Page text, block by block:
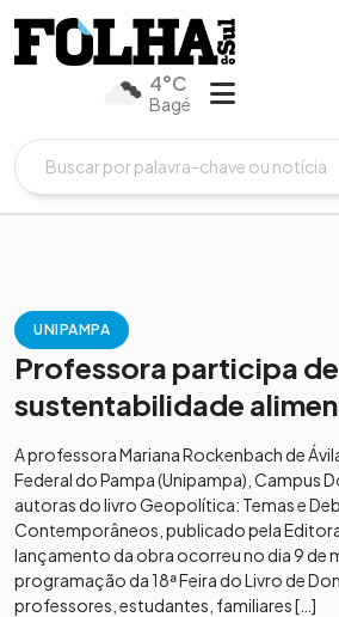
4°C
Bagé
UNIPAMPA
Professora participa
sustentabilidade
A professora Mariana Rockenbach de
Federal do Pampa (Unipampa), Campus
autoras do livro Geopolítica: Temas e
Contemporâneos, publicado pela
lançamento da obra ocorreu no dia 9 de
programação da 18ª Feira do Livro de
professores, estudantes, familiares […]